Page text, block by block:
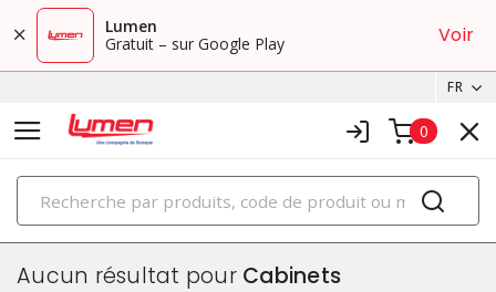
Lumen
Gratuit – sur Google Play
Voir
FR
0
PRODUITS
boîtiers et cabinets
Aucun résultat pourCabinets